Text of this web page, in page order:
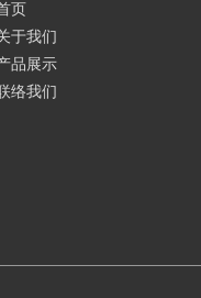
页
于我们
品展示
络我们